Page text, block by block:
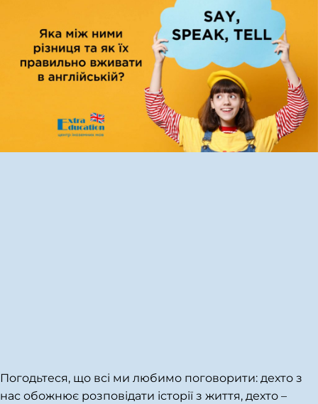
Погодьтеся, що всі ми любимо поговорити: дехто з
нас обожнює розповідати історії з життя, дехто –